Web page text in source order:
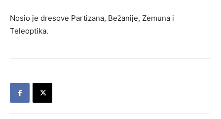
Nosio je dresove Partizana, Bežanije, Zemuna i
Teleoptika.